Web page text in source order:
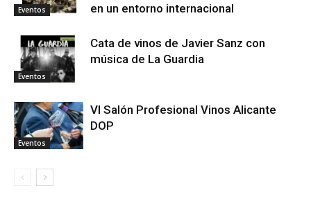
Eventos
en un entorno internacional
Eventos
Cata de vinos de Javier Sanz con
música de La Guardia
Eventos
VI Salón Profesional Vinos Alicante
DOP